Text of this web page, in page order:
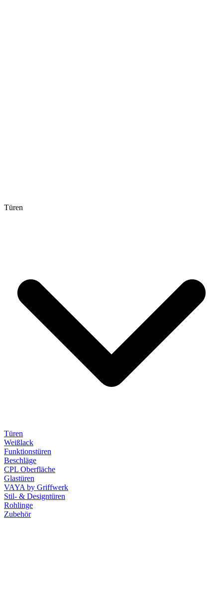
Türen
Türen
Weißlack
Funktionstüren
Beschläge
CPL Oberfläche
Glastüren
VAYA by Griffwerk
Stil- & Designtüren
Rohlinge
Zubehör